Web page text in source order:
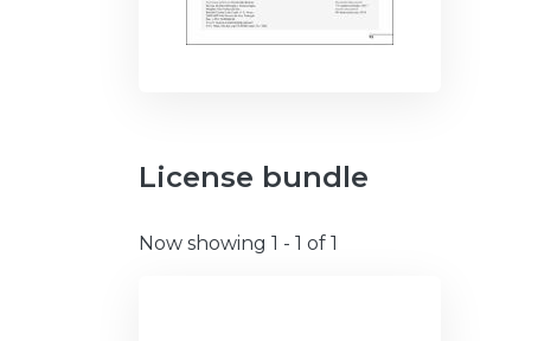
License bundle
Now showing 1 - 1 of 1